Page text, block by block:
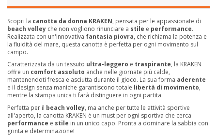
Scopri la canotta da donna KRAKEN, pensata per le appassionate di
beach volley che non vogliono rinunciare a stile e performance.
Realizzata con un'innovativa fantasia piovra, che richiama la potenza e
la fluidità del mare, questa canotta è perfetta per ogni movimento sul
campo.
Caratterizzata da un tessuto ultra-leggero e traspirante, la KRAKEN
offre un comfort assoluto anche nelle giornate più calde,
mantenendoti fresca e asciutta durante il gioco. La sua forma aderente
e il design senza maniche garantiscono totale libertà di movimento,
mentre la stampa unica ti farà distinguere in ogni partita.
Perfetta per il beach volley, ma anche per tutte le attività sportive
all'aperto, la canotta KRAKEN è un must per ogni sportiva che cerca
performance e stile in un unico capo. Pronta a dominare la sabbia con
grinta e determinazione!